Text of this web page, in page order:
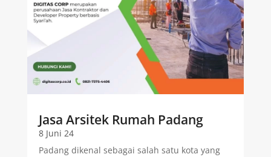
Jasa Arsitek Rumah Padang
8 Juni 24
Padang dikenal sebagai salah satu kota yang